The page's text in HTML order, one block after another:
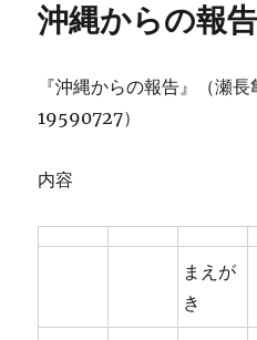
沖縄からの報告
『沖縄からの報告』（瀬長
19590727）
内容
まえが
き